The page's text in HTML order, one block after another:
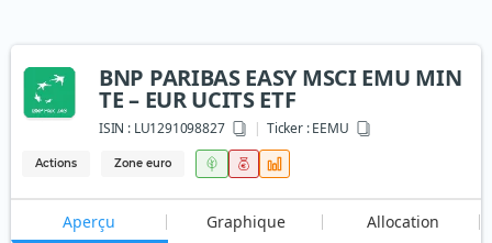
BNP PARIBAS EASY MSCI EMU MIN
TE – EUR UCITS ETF
ISIN :LU1291098827 Ticker :EEMU
Actions Zone euro
Aperçu Graphique Allocation